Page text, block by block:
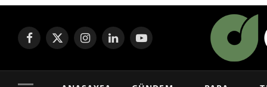
Facebook
X
InstagramLinkedInYouTube